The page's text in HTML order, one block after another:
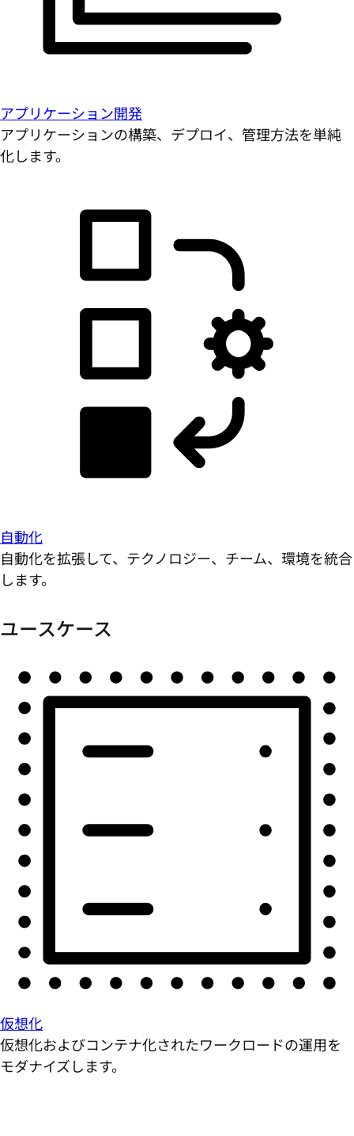
アプリケーション開発
アプリケーションの構築、デプロイ、管理方法を単純
化します。
自動化
自動化を拡張して、テクノロジー、チーム、環境を統合
します。
ユースケース
仮想化
仮想化およびコンテナ化されたワークロードの運用を
モダナイズします。